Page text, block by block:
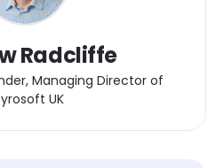
Radcliffe
Managing Director of
UK